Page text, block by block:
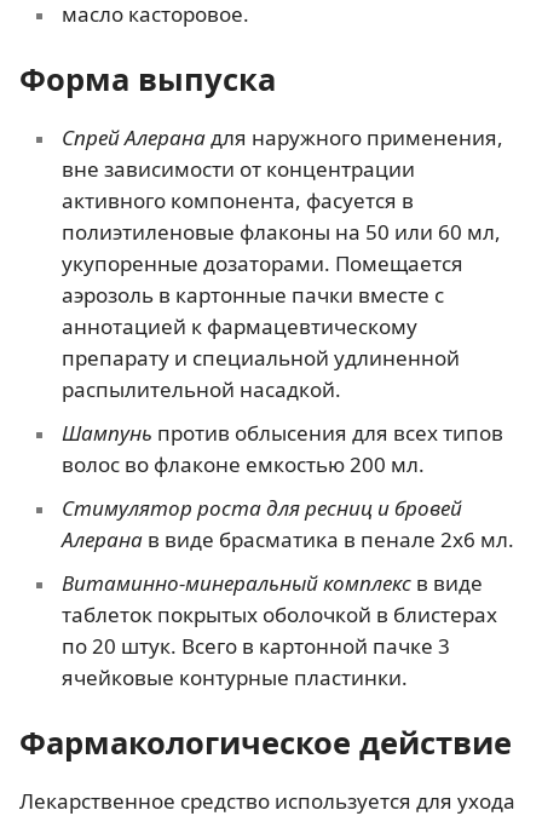
масло касторовое.
Форма выпуска
Спрей Алеранадля наружного применения,
вне зависимости от концентрации
активного компонента, фасуется в
полиэтиленовые флаконы на 50 или 60 мл,
укупоренные дозаторами. Помещается
аэрозоль в картонные пачки вместе с
аннотацией к фармацевтическому
препарату и специальной удлиненной
распылительной насадкой.
Шампунь против облысения для всех типов
волос во флаконе емкостью 200 мл.
Стимулятор роста для ресниц и бровей
Алеранав виде брасматика в пенале 2х6 мл.
Витаминно-минеральный комплексв виде
таблеток покрытых оболочкой в блистерах
по 20 штук. Всего в картонной пачке 3
ячейковые контурные пластинки.
Фармакологическое действие
Лекарственное средство используется для ухода